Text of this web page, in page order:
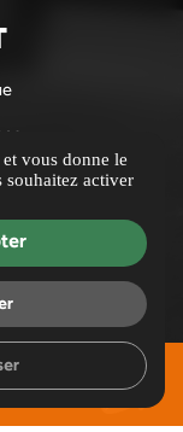
vous donne le
souhaitez activer